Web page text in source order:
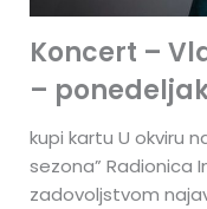
Koncert –
–
kupi kartu U okviru
sezona” Radionica
zadovoljstvom